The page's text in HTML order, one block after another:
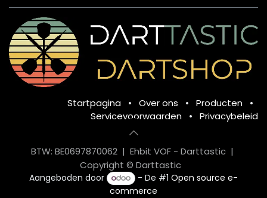
Startpagina • Over ons • Producten
•
Servicevoorwaarden
• Privacybeleid
BTW: BE0697870062 | Ehbit VOF - Darttastic |
Copyright © Darttastic
Aangeboden door - De #1Open source e-
commerce